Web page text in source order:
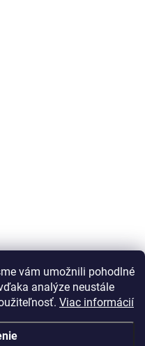
vám umožnili pohodlné
analýze neustále
Viac informácií
nepodávame, vek